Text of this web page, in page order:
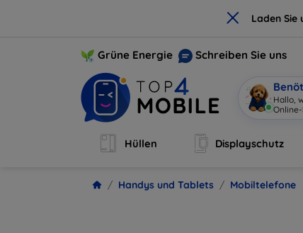
× Laden Sie
Grüne Energie Schreiben Sie uns
Hallo, |
Hüllen Displayschutz
Handys und Tablets Mobiltelefone